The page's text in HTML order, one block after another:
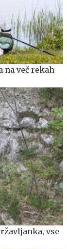
na več rekah
vse